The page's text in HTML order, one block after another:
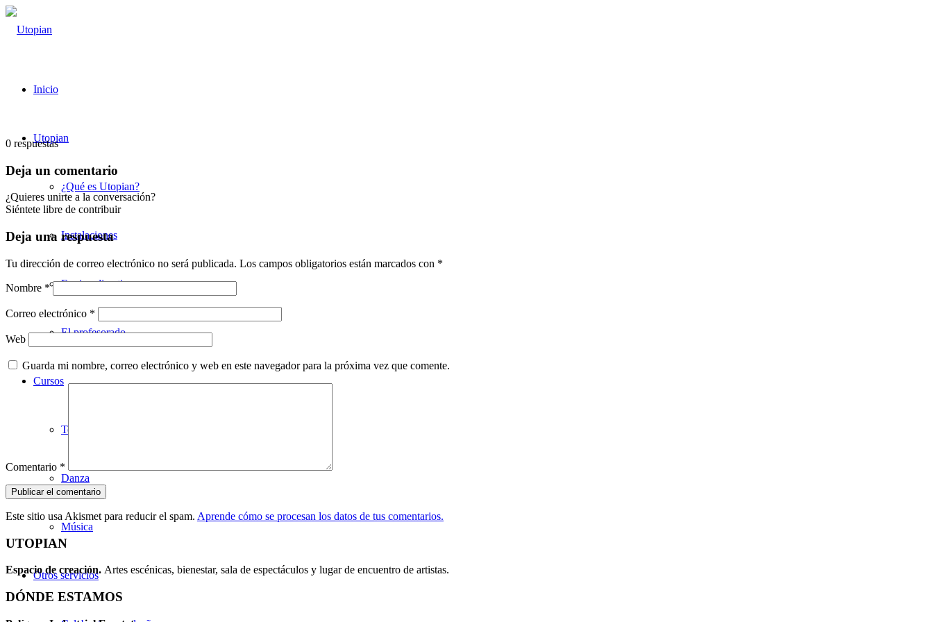
Inicio
Utopian
¿Qué es Utopian?
Instalaciones
Equipo directivo
El profesorado
Cursos
Teatro
Danza
Música
Otros servicios
0 respuestas
Deja un comentario
¿Quieres unirte a la conversación?
Siéntete libre de contribuir
Deja una respuesta
Tu dirección de correo electrónico no será publicada. Los campos obligatorios están marcados con *
Nombre *
Correo electrónico *
Web
Guarda mi nombre, correo electrónico y web en este navegador para la próxima vez que comente.
Comentario *
Este sitio usa Akismet para reducir el spam. Aprende cómo se procesan los datos de tus comentarios.
UTOPIAN
Espacio de creación. Artes escénicas, bienestar, sala de espectáculos y lugar de encuentro de artistas.
DÓNDE ESTAMOS